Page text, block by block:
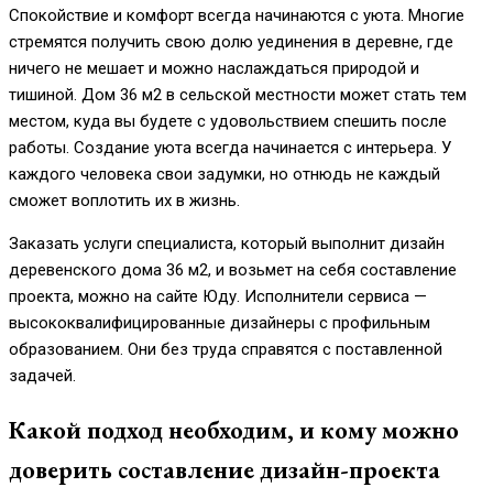
Спокойствие и комфорт всегда начинаются с уюта. Многие
стремятся получить свою долю уединения в деревне, где
ничего не мешает и можно наслаждаться природой и
тишиной. Дом 36 м2 в сельской местности может стать тем
местом, куда вы будете с удовольствием спешить после
работы. Создание уюта всегда начинается с интерьера. У
каждого человека свои задумки, но отнюдь не каждый
сможет воплотить их в жизнь.
Заказать услуги специалиста, который выполнит дизайн
деревенского дома 36 м2, и возьмет на себя составление
проекта, можно на сайте Юду. Исполнители сервиса —
высококвалифицированные дизайнеры с профильным
образованием. Они без труда справятся с поставленной
задачей.
Какой подход необходим, и кому можно
доверить составление дизайн-проекта